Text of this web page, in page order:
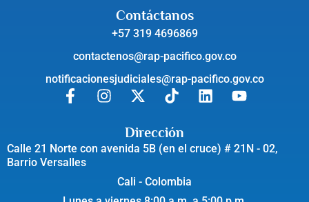
Contáctanos
+57 319 4696869
contactenos@rap-pacifico.gov.co
notificacionesjudiciales@rap-pacifico.gov.co
Dirección
Calle 21 Norte con avenida 5B (en el cruce) # 21N - 02,
Barrio Versalles
Cali - Colombia